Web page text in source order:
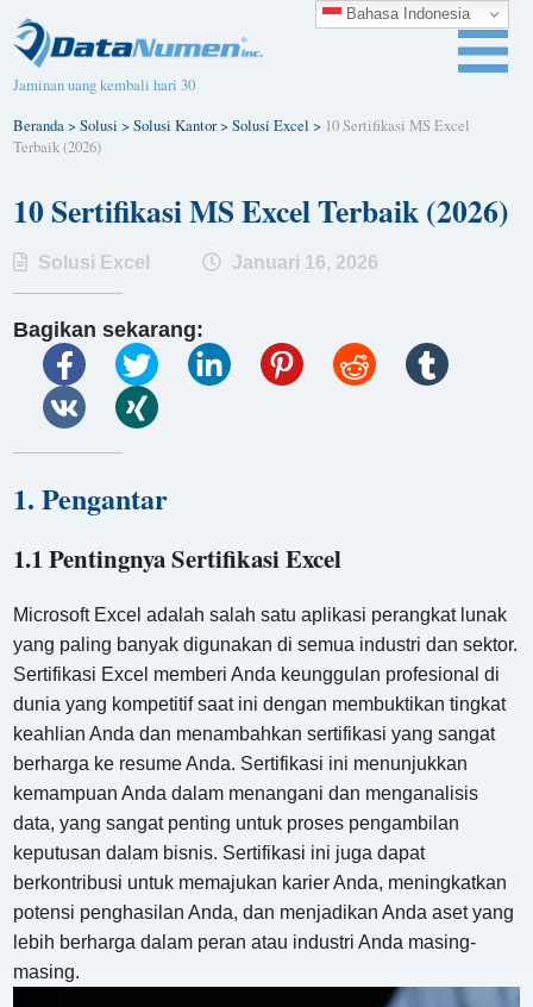
Jaminan uang kembali hari 30
Beranda>Solusi >Solusi Kantor>Solusi Excel > 10 Sertifikasi MS Excel
Terbaik (2026)
10 Sertifikasi MS Excel Terbaik (2026)
Solusi Excel Januari 16, 2026
Bagikan sekarang:
1. Pengantar
1.1 Pentingnya Sertifikasi Excel
Microsoft Excel adalah salah satu aplikasi perangkat lunak
yang paling banyak digunakan di semua industri dan sektor.
Sertifikasi Excel memberi Anda keunggulan profesional di
dunia yang kompetitif saat ini dengan membuktikan tingkat
keahlian Anda dan menambahkan sertifikasi yang sangat
berharga ke resume Anda. Sertifikasi ini menunjukkan
kemampuan Anda dalam menangani dan menganalisis
data, yang sangat penting untuk proses pengambilan
keputusan dalam bisnis. Sertifikasi ini juga dapat
berkontribusi untuk memajukan karier Anda, meningkatkan
potensi penghasilan Anda, dan menjadikan Anda aset yang
lebih berharga dalam peran atau industri Anda masing-
masing.
Bahasa Indonesia